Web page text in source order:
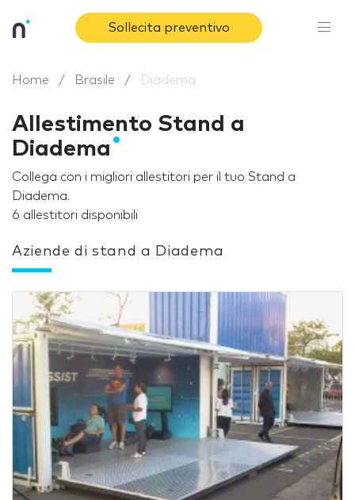
Sollecita preventivo
Home Brasile Diadema
Allestimento Stand a
Diadema
Collega con i migliori allestitori per il tuo Stand a
Diadema.
6 allestitori disponibili
Aziende di stand a Diadema